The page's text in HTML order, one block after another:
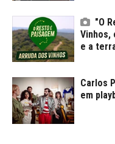
"O
Vinhos,
e a
Carlos
em